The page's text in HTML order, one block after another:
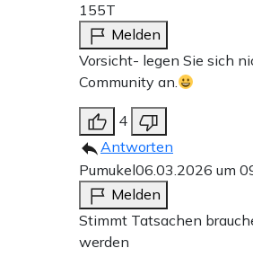
155T
Melden
Vorsicht- legen Sie sich
Community an.
4
Antworten
Pumukel06.03.2026 um
Melden
Stimmt Tatsachen
werden